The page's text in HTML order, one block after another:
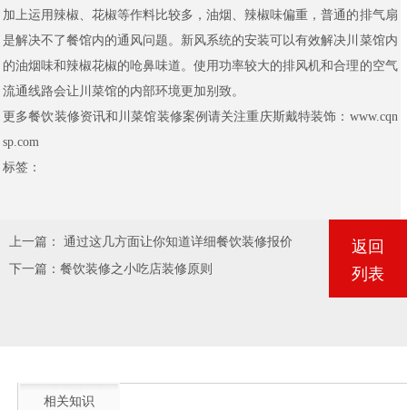
加上运用辣椒、花椒等作料比较多，油烟、辣椒味偏重，普通的排气扇
是解决不了餐馆内的通风问题。新风系统的安装可以有效解决川菜馆内
的油烟味和辣椒花椒的呛鼻味道。使用功率较大的排风机和合理的空气
流通线路会让川菜馆的内部环境更加别致。
更多餐饮装修资讯和川菜馆装修案例请关注重庆斯戴特装饰：www.cqn
sp.com
标签：
上一篇：
通过这几方面让你知道详细餐饮装修报价
下一篇： 餐饮装修之小吃店装修原则
返回
列表
相关知识